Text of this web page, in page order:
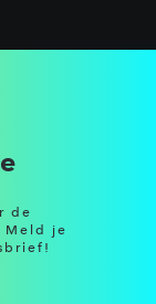
de
Meld je